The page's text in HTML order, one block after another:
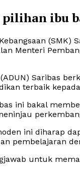
pilihan ibu
(SMK)
Menteri
Saribas
terbaik
ini bakal
ini diharap
pembelajaran
untuk